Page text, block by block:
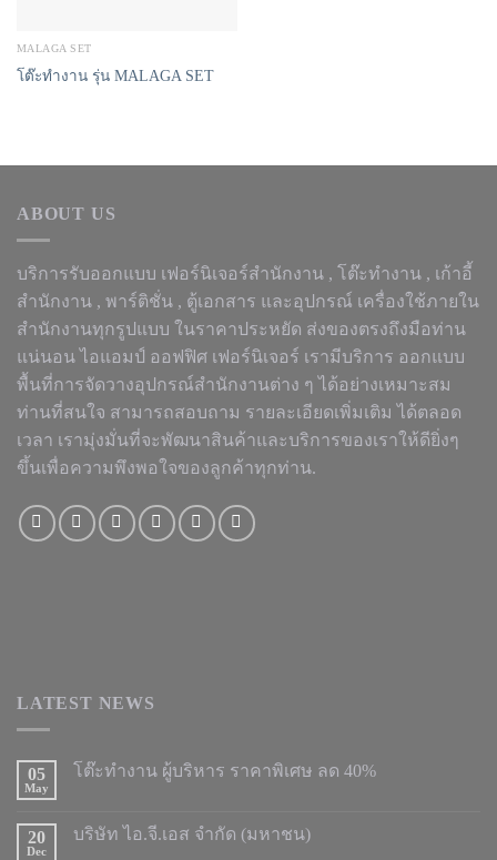
MALAGA SET
โต๊ะทำงาน รุ่น MALAGA SET
ABOUT US
บริการรับออกแบบ เฟอร์นิเจอร์สำนักงาน , โต๊ะทำงาน , เก้าอี้
สำนักงาน , พาร์ติชั่น , ตู้เอกสาร และอุปกรณ์ เครื่องใช้ภายใน
สำนักงานทุกรูปแบบ ในราคาประหยัด ส่งของตรงถึงมือท่าน
แน่นอน ไอแอมป์ ออฟฟิศ เฟอร์นิเจอร์ เรามีบริการ ออกแบบ
พื้นที่การจัดวางอุปกรณ์สำนักงานต่าง ๆ ได้อย่างเหมาะสม
ท่านที่สนใจ สามารถสอบถาม รายละเอียดเพิ่มเติม ได้ตลอด
เวลา เรามุ่งมั่นที่จะพัฒนาสินค้าและบริการของเราให้ดียิ่งๆ
ขึ้นเพื่อความพึงพอใจของลูกค้าทุกท่าน.
LATEST NEWS
05
May
โต๊ะทำงาน ผู้บริหาร ราคาพิเศษ ลด 40%
20
Dec
บริษัท ไอ.จี.เอส จำกัด (มหาชน)